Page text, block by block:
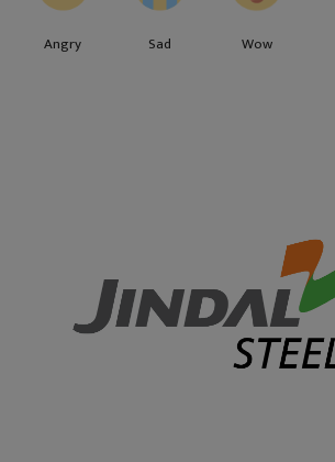
Angry Sad Wow